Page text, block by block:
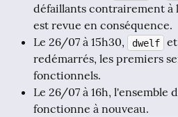
défaillants contrairement à
est revue en conséquence.
Le 26/07 à 15h30,
dwelf et
redémarrés, les premiers
fonctionnels.
Le 26/07 à 16h, l'ensemble
fonctionne à nouveau.